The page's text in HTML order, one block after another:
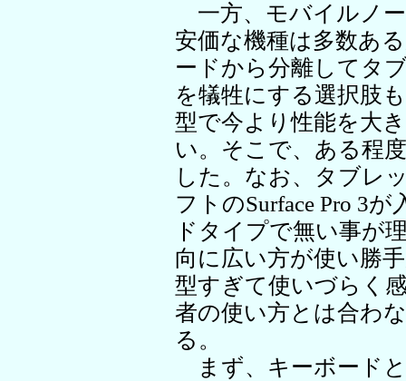
一方、モバイルノ
安価な機種は多数あ
ードから分離してタ
を犠牲にする選択肢
型で今より性能を大
い。そこで、ある程
した。なお、タブレ
フトのSurface Pro 3
ドタイプで無い事が
向に広い方が使い勝
型すぎて使いづらく
者の使い方とは合わ
る。
まず、キーボード